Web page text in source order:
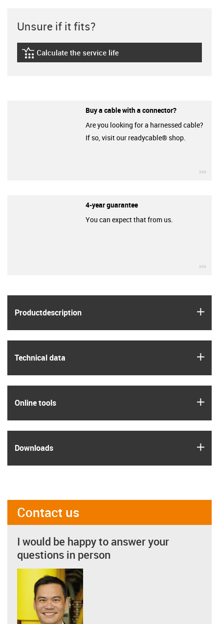
Product­description
Technical data
Online tools
Downloads
Unsure if it fits?
igus-icon-lebensdauerrechner
Calculate the service life
Buy a cable with a connector?
Are you looking for a harnessed cable?
If so, visit our readycable® shop.
4-year guarantee
You can expect that from us.
Contact us
I would be happy to answer your
questions in person